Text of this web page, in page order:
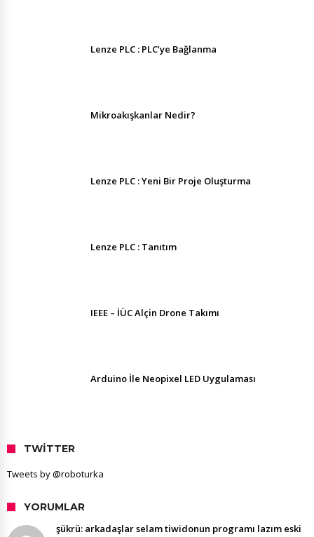
Lenze PLC : PLC’ye Bağlanma
Mikroakışkanlar Nedir?
Lenze PLC : Yeni Bir Proje Oluşturma
Lenze PLC : Tanıtım
IEEE – İÜC Alçin Drone Takımı
Arduino İle Neopixel LED Uygulaması
TWITTER
Tweets by @roboturka
YORUMLAR
şükrü: arkadaşlar selam tiwidonun programı lazım eski